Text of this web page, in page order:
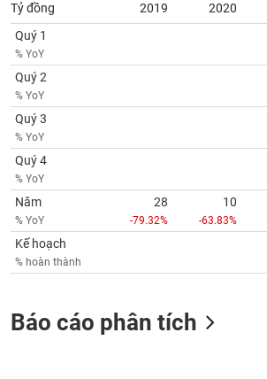
Tỷ đồng 2019 2020
Quý 1
% YoY
Quý 2
% YoY
Quý 3
% YoY
Quý 4
% YoY
Năm
% YoY
28
-79.32%
10
-63.83%
Kế hoạch
% hoàn thành
Báo cáo phân tích
tác
giả
(-)
Báo
cáo
phân
tích
(-)
Thuật
ngữ
(-)
(-)